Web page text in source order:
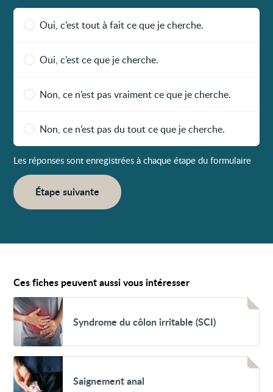
Oui, c’est tout à fait ce que je cherche.
Oui, c’est ce que je cherche.
Non, ce n’est pas vraiment ce que je cherche.
Non, ce n’est pas du tout ce que je cherche.
Les réponses sont enregistrées à chaque étape du formulaire
Étape suivante
Ces fiches peuvent aussi vous intéresser
Voir
Syndrome
du
côlon
irritable
Syndrome du côlon irritable (SCI)
Voir
Saignement
anal
Saignement anal